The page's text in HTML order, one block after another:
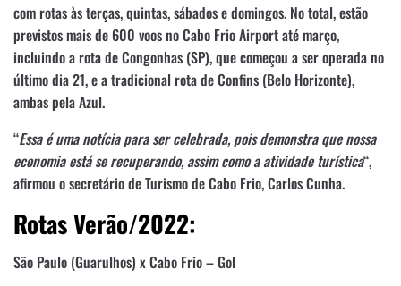
com rotas às terças, quintas, sábados e domingos. No total, estão
previstos mais de 600 voos no Cabo Frio Airport até março,
incluindo a rota de Congonhas (SP), que começou a ser operada no
último dia 21, e a tradicional rota de Confins (Belo Horizonte),
ambas pela Azul.
“Essa é uma notícia para ser celebrada, pois demonstra que nossa
economia está se recuperando, assim como a atividade turística“,
afirmou o secretário de Turismo de Cabo Frio, Carlos Cunha.
Rotas Verão/2022:
São Paulo (Guarulhos) x Cabo Frio – Gol